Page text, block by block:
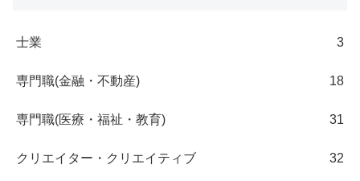
士業 3
専門職(金融・不動産) 18
専門職(医療・福祉・教育) 31
クリエイター・クリエイティブ 32